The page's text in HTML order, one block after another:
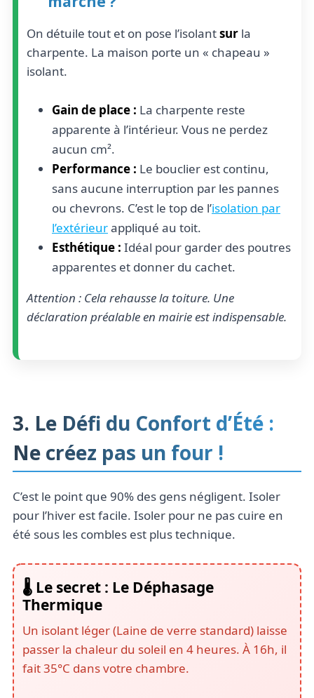
On détuile tout et on pose l’isolantsur la
charpente. La maison porte un « chapeau »
isolant.
Gain de place : La charpente reste
apparente à l’intérieur. Vous ne perdez
aucun cm².
Performance : Le bouclier est continu,
sans aucune interruption par les pannes
ou chevrons. C’est le top de l’isolation par
l’extérieurappliqué au toit.
Esthétique : Idéal pour garder des poutres
apparentes et donner du cachet.
Attention : Cela rehausse la toiture. Une
déclaration préalable en mairie est indispensable.
3. Le Défi du Confort d’Été :
Ne créez pas un four !
C’est le point que 90% des gens négligent. Isoler
pour l’hiver est facile. Isoler pour ne pas cuire en
été sous les combles est plus technique.
🌡️ Le secret : Le Déphasage
Thermique
Un isolant léger (Laine de verre standard) laisse
passer la chaleur du soleil en 4 heures. À 16h, il
fait 35°C dans votre chambre.